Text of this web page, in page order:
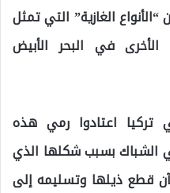
الغازية” التي تمثل
الأخرى في البحر الأبيض
تركيا اعتادوا رمي هذه
الشباك بسبب شكلها الذي
قطع ذيلها وتسليمه إلى